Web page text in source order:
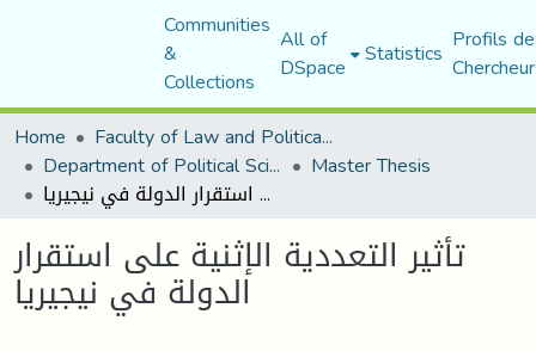
Communities
&
Collections
All of
DSpace Statistics Profils
Home
Faculty of Law and Political Science
Department of Political Sciences Master Thesis
تأثير التعددية الإثنية على استقرار الدولة في نيجيريا
تأثير التعددية الإثنية على استقرار
الدولة في نيجيريا